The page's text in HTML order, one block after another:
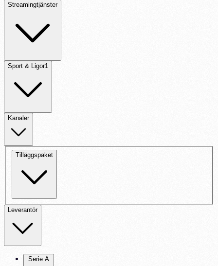
Streamingtjänster
Sport & Ligor1
Kanaler
Tilläggspaket
Leverantör
Serie A